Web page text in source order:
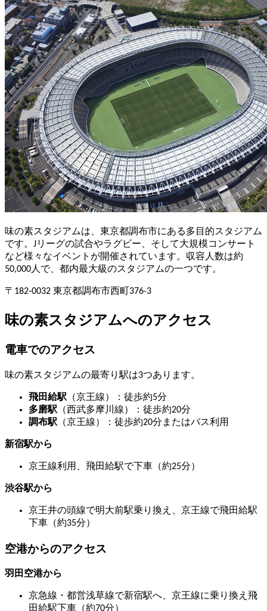
味の素スタジアムは、東京都調布市にある多目的スタジアム
です。Jリーグの試合やラグビー、そして大規模コンサート
など様々なイベントが開催されています。収容人数は約
50,000人で、都内最大級のスタジアムの一つです。
〒182-0032 東京都調布市西町376-3
味の素スタジアムへのアクセス
電車でのアクセス
味の素スタジアムの最寄り駅は3つあります。
飛田給駅 （京王線）：徒歩約5分
多磨駅 （西武多摩川線）：徒歩約20分
調布駅 （京王線）：徒歩約20分またはバス利用
新宿駅から
京王線利用、飛田給駅で下車（約25分）
渋谷駅から
京王井の頭線で明大前駅乗り換え、京王線で飛田給駅
下車（約35分）
空港からのアクセス
羽田空港から
京急線・都営浅草線で新宿駅へ、京王線に乗り換え飛
田給駅下車（約70分）